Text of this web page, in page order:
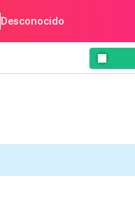
Desconocido